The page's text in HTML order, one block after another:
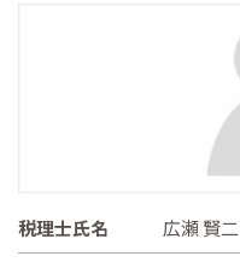
税理士氏名
広瀬 賢二